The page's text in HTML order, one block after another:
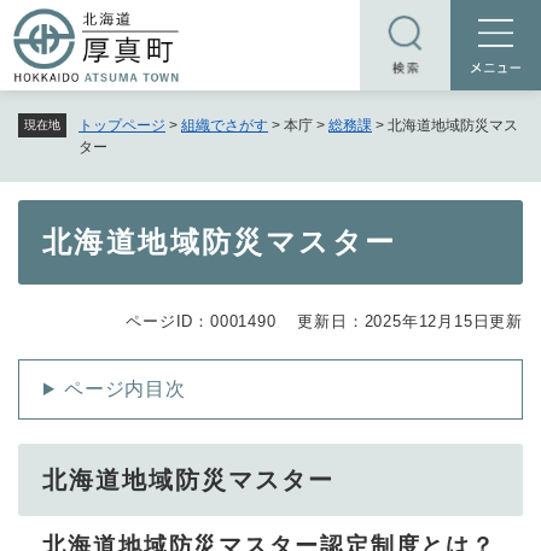
ー
ジ
で
現在地 トップページ > 組織でさがす > 本庁 > 総務課 > 北海道地域防災マス
ター
北海道地域防災マスター
ページID：0001490 更新日：2025年12月15日更新
ページ内目次
北海道地域防災マスター
北海道地域防災マスター認定制度とは？